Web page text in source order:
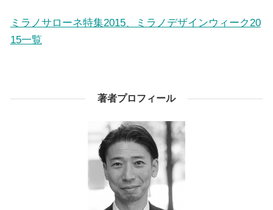
ミラノサローネ特集2015、ミラノデザインウィーク20
15一覧
著者プロフィール